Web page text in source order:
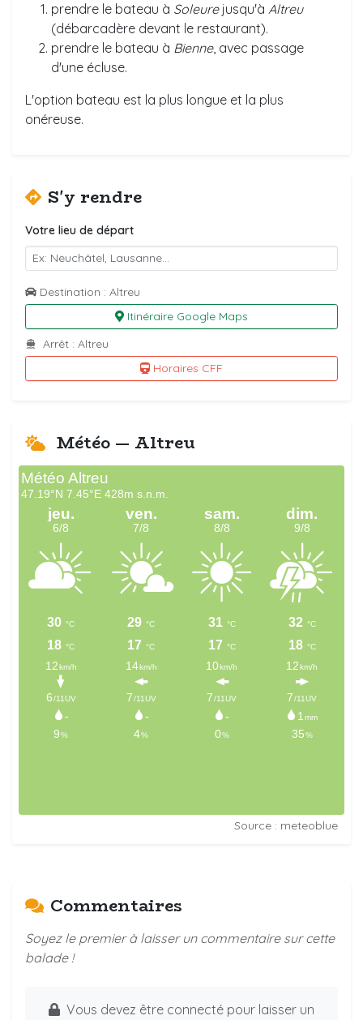
prendre le bateau à Soleure jusqu'à Altreu
(débarcadère devant le restaurant).
prendre le bateau à Bienne, avec passage
d'une écluse.
L'option bateau est la plus longue et la plus
onéreuse.
S'y rendre
Votre lieu de départ
Destination : Altreu
Itinéraire Google Maps
Arrêt : Altreu
Horaires CFF
Météo — Altreu
Source : meteoblue
Commentaires
Soyez le premier à laisser un commentaire sur cette
balade !
Vous devez être connecté pour laisser un